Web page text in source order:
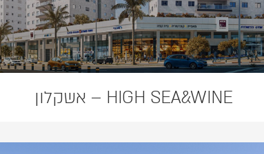
HIGH SEA&WINE – אשקלון